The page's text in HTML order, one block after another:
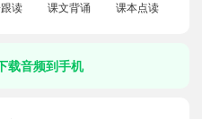
读 课文背诵 课本点读
载音频到手机